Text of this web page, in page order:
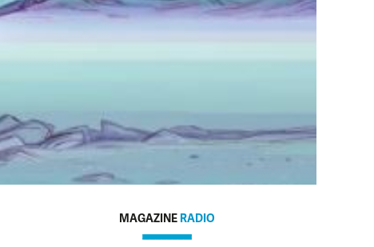
MAGAZINE RADIO